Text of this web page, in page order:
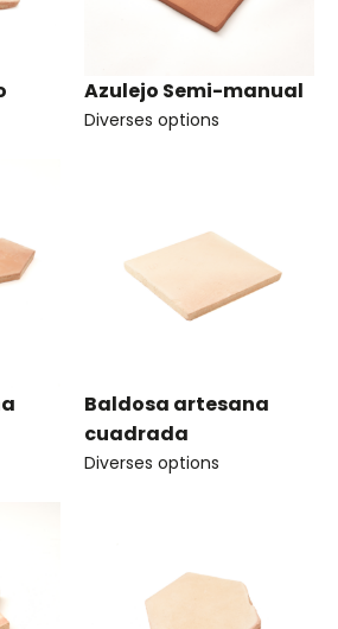
Azulejo Semi-manual
Diverses options
Baldosa artesana
cuadrada
Diverses options